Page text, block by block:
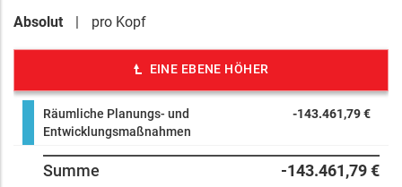
Absolut
pro Kopf
EINE EBENE HÖHER
Räumliche Planungs- und
Entwicklungsmaßnahmen
-143.461,79 €
Summe -143.461,79 €